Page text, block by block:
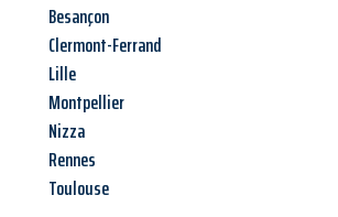
Besançon
Clermont-Ferrand
Lille
Montpellier
Nizza
Rennes
Toulouse